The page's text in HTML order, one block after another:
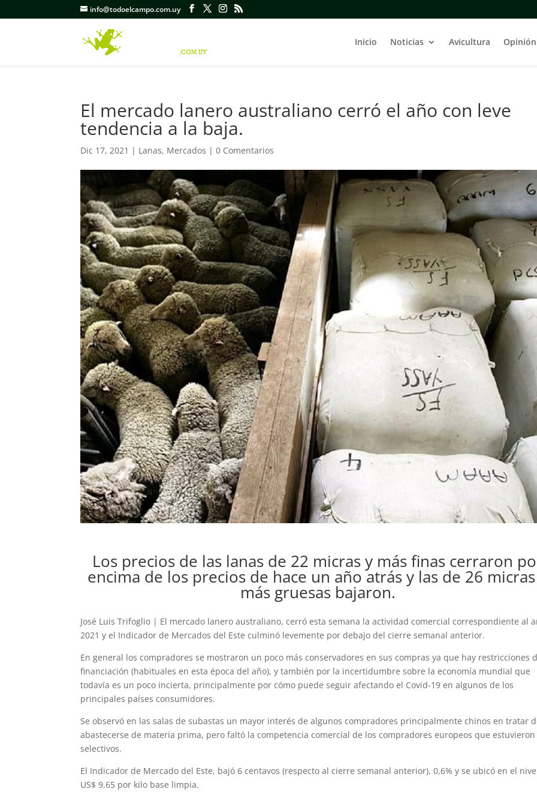
info@todoelcampo.com.uy
Inicio Noticias Avicultura Opinión
El mercado lanero australiano cerró el año con leve
tendencia a la baja.
Dic 17, 2021 | Lanas, Mercados |0 Comentarios
Los precios de las lanas de 22 micras y más finas cerraron
encima de los precios de hace un año atrás y las de 26
más gruesas bajaron.
José Luis Trifoglio | El mercado lanero australiano, cerró esta semana la actividad comercial correspondiente al
2021 y el Indicador de Mercados del Este culminó levemente por debajo del cierre semanal anterior.
En general los compradores se mostraron un poco más conservadores en sus compras ya que hay restricciones
financiación (habituales en esta época del año), y también por la incertidumbre sobre la economía mundial que
todavía es un poco incierta, principalmente por cómo puede seguir afectando el Covid-19 en algunos de los
principales países consumidores.
Se observó en las salas de subastas un mayor interés de algunos compradores principalmente chinos en tratar
abastecerse de materia prima, pero faltó la competencia comercial de los compradores europeos que
selectivos.
El Indicador de Mercado del Este, bajó 6 centavos (respecto al cierre semanal anterior), 0,6% y se ubicó en el
US$ 9,65 por kilo base limpia.